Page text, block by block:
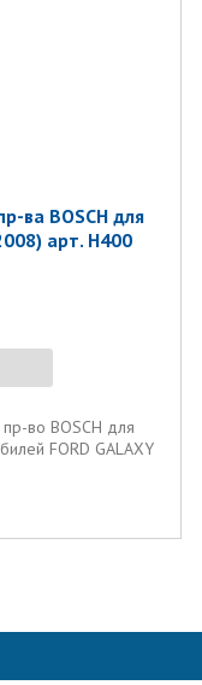
ва BOSCH для
арт. H400
во BOSCH для
FORD GALAXY